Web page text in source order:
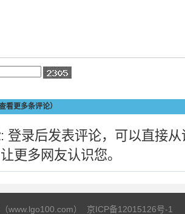
看更多条评论）
: 登录后发表评论，可以直接
更多网友认识您。
www.lgo100.com） 京ICP备12015126号-1